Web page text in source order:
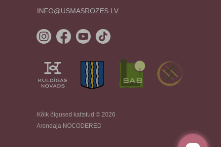
Arendaja NOCODERED
INFO@USMASROZES.LV
Kõik õigused kaitstud © 2026